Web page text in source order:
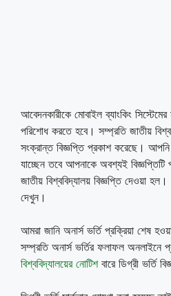
আবেদনকারীকে মোবাইল ব্যাংকিং সিস্টেমের
পরিশোধ করতে হবে। সম্প্রতি জাতীয়
সংক্রান্ত বিজ্ঞপ্তি প্রকাশ করেছে।
যাচ্ছেন তবে আপনাকে অবশ্যই
জাতীয় বিশ্ববিদ্যালয় বিজ্ঞপ্তি দেওয়া
দেখুন।
আমরা জানি অনার্স ভর্তি প্রক্রিয়া শেষ
সম্প্রতি অনার্স ভর্তির ফলাফল অনলাইনে
বিশ্ববিদ্যালয়ের নোটিশবারে ডিগ্রী ভর্তি